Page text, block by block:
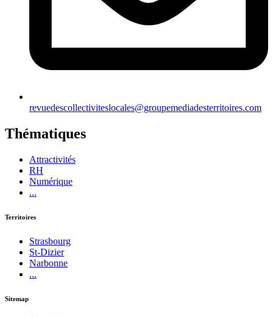
revuedescollectiviteslocales@groupemediadesterritoires.com
Thématiques
Attractivités
RH
Numérique
...
Territoires
Strasbourg
St-Dizier
Narbonne
...
Sitemap